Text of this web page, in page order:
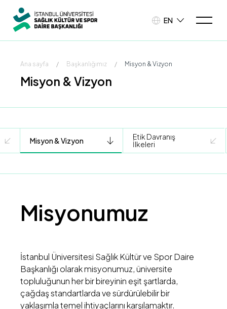
EN
Ana sayfa / Başkanlığımız / Misyon & Vizyon
Misyon & Vizyon
Misyon & Vizyon
Etik Davranış
İlkeleri
Misyonumuz
İstanbul Üniversitesi Sağlık Kültür ve Spor Daire
Başkanlığı olarak misyonumuz, üniversite
topluluğunun her bir bireyinin eşit şartlarda,
çağdaş standartlarda ve sürdürülebilir bir
yaklaşımla temel ihtiyaçlarını karşılamaktır.